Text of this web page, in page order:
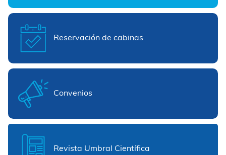
Reservación de cabinas
Convenios
Revista Umbral Científica